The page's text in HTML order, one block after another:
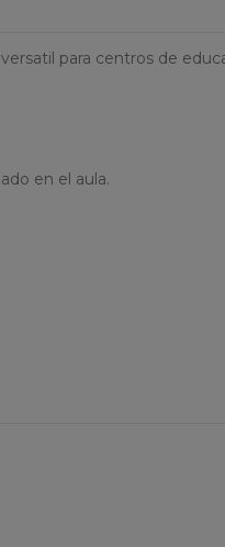
para centros de
en el aula.